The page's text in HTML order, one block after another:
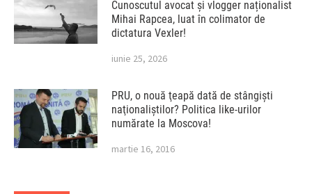
Cunoscutul avocat și vlogger naționalist
Mihai Rapcea, luat în colimator de
dictatura Vexler!
iunie 25, 2026
PRU, o nouă ţeapă dată de stângişti
naţionaliştilor? Politica like-urilor
numărate la Moscova!
martie 16, 2016